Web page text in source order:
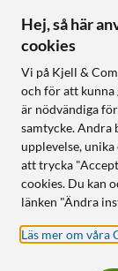
Hej, så här
cookies
Vi på Kjell &
och för att kunna
är nödvändiga
samtycke. Andra
upplevelse, unika
att trycka
cookies. Du kan
länken "Ändra
Läs mer om våra